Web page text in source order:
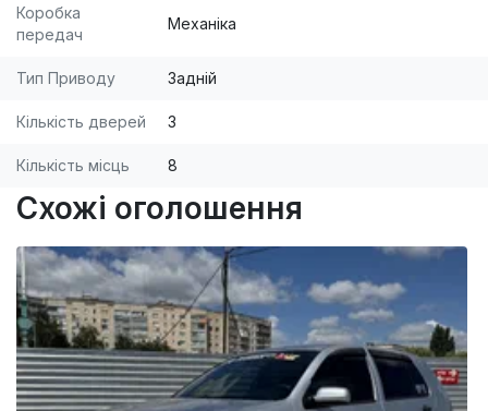
Коробка
передач
Механіка
Тип Приводу Задній
Кількість дверей 3
Кількість місць 8
Схожі оголошення